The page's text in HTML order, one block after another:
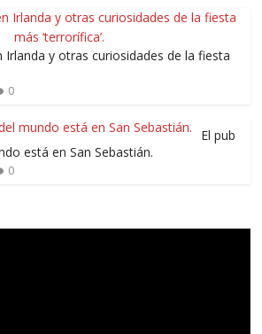
Irlanda y otras curiosidades de la fiesta
0
El pub
está en San Sebastián.
0